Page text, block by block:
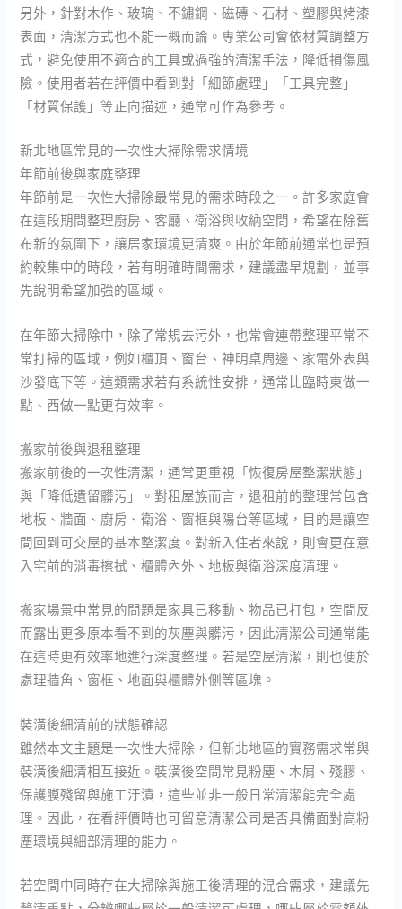
另外，針對木作、玻璃、不鏽鋼、磁磚、石材、塑膠與烤漆
表面，清潔方式也不能一概而論。專業公司會依材質調整方
式，避免使用不適合的工具或過強的清潔手法，降低損傷風
險。使用者若在評價中看到對「細節處理」「工具完整」
「材質保護」等正向描述，通常可作為參考。
新北地區常見的一次性大掃除需求情境
年節前後與家庭整理
年節前是一次性大掃除最常見的需求時段之一。許多家庭會
在這段期間整理廚房、客廳、衛浴與收納空間，希望在除舊
布新的氛圍下，讓居家環境更清爽。由於年節前通常也是預
約較集中的時段，若有明確時間需求，建議盡早規劃，並事
先說明希望加強的區域。
在年節大掃除中，除了常規去污外，也常會連帶整理平常不
常打掃的區域，例如櫃頂、窗台、神明桌周邊、家電外表與
沙發底下等。這類需求若有系統性安排，通常比臨時東做一
點、西做一點更有效率。
搬家前後與退租整理
搬家前後的一次性清潔，通常更重視「恢復房屋整潔狀態」
與「降低遺留髒污」。對租屋族而言，退租前的整理常包含
地板、牆面、廚房、衛浴、窗框與陽台等區域，目的是讓空
間回到可交屋的基本整潔度。對新入住者來說，則會更在意
入宅前的消毒擦拭、櫃體內外、地板與衛浴深度清理。
搬家場景中常見的問題是家具已移動、物品已打包，空間反
而露出更多原本看不到的灰塵與髒污，因此清潔公司通常能
在這時更有效率地進行深度整理。若是空屋清潔，則也便於
處理牆角、窗框、地面與櫃體外側等區塊。
裝潢後細清前的狀態確認
雖然本文主題是一次性大掃除，但新北地區的實務需求常與
裝潢後細清相互接近。裝潢後空間常見粉塵、木屑、殘膠、
保護膜殘留與施工汙漬，這些並非一般日常清潔能完全處
理。因此，在看評價時也可留意清潔公司是否具備面對高粉
塵環境與細部清理的能力。
若空間中同時存在大掃除與施工後清理的混合需求，建議先